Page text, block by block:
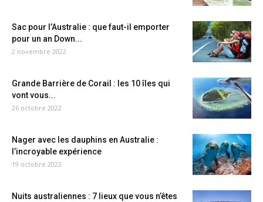
Sac pour l’Australie : que faut-il emporter
pour un an Down...
2 novembre 2022
Grande Barrière de Corail : les 10 îles qui
vont vous...
26 octobre 2022
Nager avec les dauphins en Australie :
l’incroyable expérience
19 octobre 2022
Nuits australiennes : 7 lieux que vous n’êtes